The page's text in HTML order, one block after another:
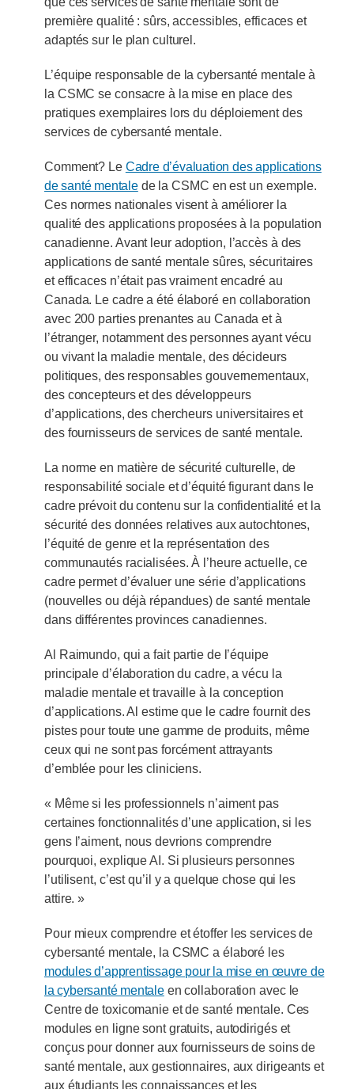
première qualité : sûrs, accessibles, efficaces et
adaptés sur le plan culturel.
L’équipe responsable de la cybersanté mentale à
la CSMC se consacre à la mise en place des
pratiques exemplaires lors du déploiement des
services de cybersanté mentale.
Comment? Le Cadre d’évaluation des applications
de santé mentalede la CSMC en est un exemple.
Ces normes nationales visent à améliorer la
qualité des applications proposées à la population
canadienne. Avant leur adoption, l’accès à des
applications de santé mentale sûres, sécuritaires
et efficaces n’était pas vraiment encadré au
Canada. Le cadre a été élaboré en collaboration
avec 200 parties prenantes au Canada et à
l’étranger, notamment des personnes ayant vécu
ou vivant la maladie mentale, des décideurs
politiques, des responsables gouvernementaux,
des concepteurs et des développeurs
d’applications, des chercheurs universitaires et
des fournisseurs de services de santé mentale.
La norme en matière de sécurité culturelle, de
responsabilité sociale et d’équité figurant dans le
cadre prévoit du contenu sur la confidentialité et la
sécurité des données relatives aux autochtones,
l’équité de genre et la représentation des
communautés racialisées. À l’heure actuelle, ce
cadre permet d’évaluer une série d’applications
(nouvelles ou déjà répandues) de santé mentale
dans différentes provinces canadiennes.
Al Raimundo, qui a fait partie de l’équipe
principale d’élaboration du cadre, a vécu la
maladie mentale et travaille à la conception
d’applications. Al estime que le cadre fournit des
pistes pour toute une gamme de produits, même
ceux qui ne sont pas forcément attrayants
d’emblée pour les cliniciens.
« Même si les professionnels n’aiment pas
certaines fonctionnalités d’une application, si les
gens l’aiment, nous devrions comprendre
pourquoi, explique AI. Si plusieurs personnes
l’utilisent, c’est qu’il y a quelque chose qui les
attire. »
Pour mieux comprendre et étoffer les services de
cybersanté mentale, la CSMC a élaboré les
modules d’apprentissage pour la mise en œuvre de
la cybersanté mentaleen collaboration avec le
Centre de toxicomanie et de santé mentale. Ces
modules en ligne sont gratuits, autodirigés et
conçus pour donner aux fournisseurs de soins de
santé mentale, aux gestionnaires, aux dirigeants et
aux étudiants les connaissances et les